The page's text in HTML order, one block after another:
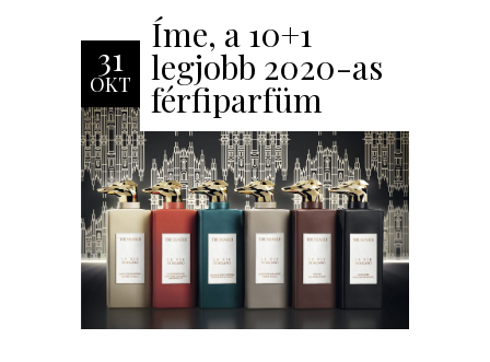
31
OKT
Íme, a 10+1
legjobb 2020-as
férfiparfüm